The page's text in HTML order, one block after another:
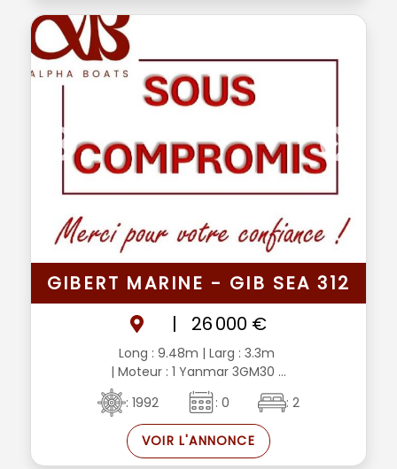
GIBERT MARINE - GIB SEA 312
|
26 000 €
Long : 9.48m | Larg : 3.3m
| Moteur : 1 Yanmar 3GM30 ...
: 1992
: 0 : 2
VOIR L'ANNONCE